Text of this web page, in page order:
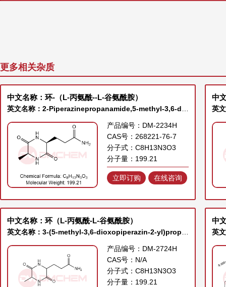
更多相关杂质
中文名称：环-（L-丙氨酰--L-谷氨酰胺）
英文名称：2-Piperazinepropanamide,5-methyl-3,6-dioxo-, (2S,5S)-
产品编号：DM-2234H
CAS号：268221-76-7
分子式：C8H13N3O3
分子量：199.21
立即订购 在线咨询
中
英
中文名称：环（L-丙氨酰-L-谷氨酰胺）
英文名称：3-(5-methyl-3,6-dioxopiperazin-2-yl)propanamide
产品编号：DM-2724H
CAS号：N/A
分子式：C8H13N3O3
分子量：199.21
中